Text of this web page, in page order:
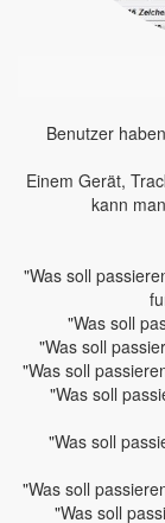
Benutzer
Einem Gerät,
kann
"Was soll
"Was soll
"Was soll
"Was soll
"Was soll
"Was soll
"Was soll
"Was soll